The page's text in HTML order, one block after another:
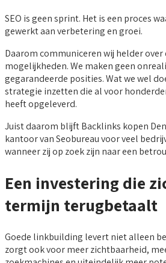
SEO is geen sprint. Het is een proces
gewerkt aan verbetering en groei.
Daarom communiceren wij helder over
mogelijkheden. We maken geen
gegarandeerde posities. Wat we wel
strategie inzetten die al voor
heeft opgeleverd.
Juist daarom blijft Backlinks kopen
kantoor van Seobureau voor veel
wanneer zij op zoek zijn naar een
Een investering die
termijn terugbetaalt
Goede linkbuilding levert niet alleen
zorgt ook voor meer zichtbaarheid,